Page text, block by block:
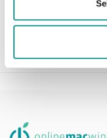
1 x USB3.0
1 x draagzakje voor